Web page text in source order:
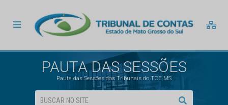
PAUTA DAS SESSÕES
Pauta das Sessões dos Tribunais do TCE MS